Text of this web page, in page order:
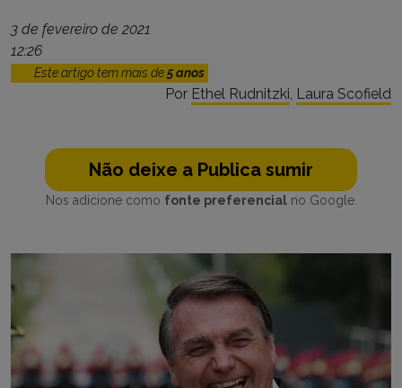
3 de fevereiro de 2021
12:26
Este artigo tem mais de5 anos
Por Ethel Rudnitzki, Laura Scofield
Não deixe a Publica sumir
Nos adicione como fonte preferencialno Google.